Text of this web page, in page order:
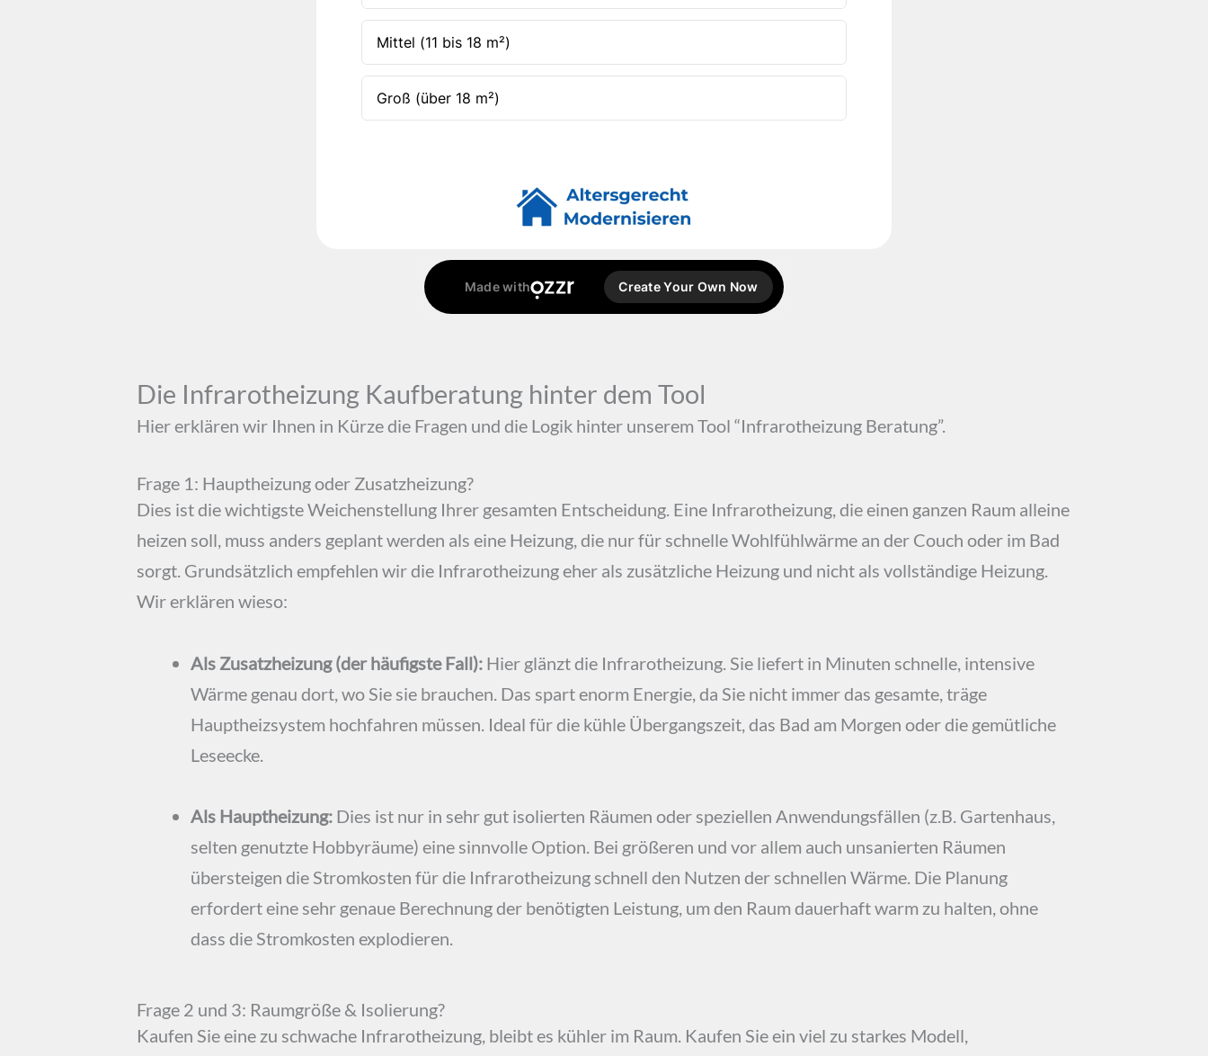
Die Infrarotheizung Kaufberatung hinter dem Tool
Hier erklären wir Ihnen in Kürze die Fragen und die Logik hinter unserem Tool “Infrarotheizung Beratung”.
Frage 1: Hauptheizung oder Zusatzheizung?
Dies ist die wichtigste Weichenstellung Ihrer gesamten Entscheidung. Eine Infrarotheizung, die einen ganzen Raum alleine
heizen soll, muss anders geplant werden als eine Heizung, die nur für schnelle Wohlfühlwärme an der Couch oder im Bad
sorgt. Grundsätzlich empfehlen wir die Infrarotheizung eher als zusätzliche Heizung und nicht als vollständige Heizung.
Wir erklären wieso:
Als Zusatzheizung (der häufigste Fall): Hier glänzt die Infrarotheizung. Sie liefert in Minuten schnelle, intensive
Wärme genau dort, wo Sie sie brauchen. Das spart enorm Energie, da Sie nicht immer das gesamte, träge
Hauptheizsystem hochfahren müssen. Ideal für die kühle Übergangszeit, das Bad am Morgen oder die gemütliche
Leseecke.
Als Hauptheizung: Dies ist nur in sehr gut isolierten Räumen oder speziellen Anwendungsfällen (z.B. Gartenhaus,
selten genutzte Hobbyräume) eine sinnvolle Option. Bei größeren und vor allem auch unsanierten Räumen
übersteigen die Stromkosten für die Infrarotheizung schnell den Nutzen der schnellen Wärme. Die Planung
erfordert eine sehr genaue Berechnung der benötigten Leistung, um den Raum dauerhaft warm zu halten, ohne
dass die Stromkosten explodieren.
Frage 2 und 3: Raumgröße & Isolierung?
Kaufen Sie eine zu schwache Infrarotheizung, bleibt es kühler im Raum. Kaufen Sie ein viel zu starkes Modell,